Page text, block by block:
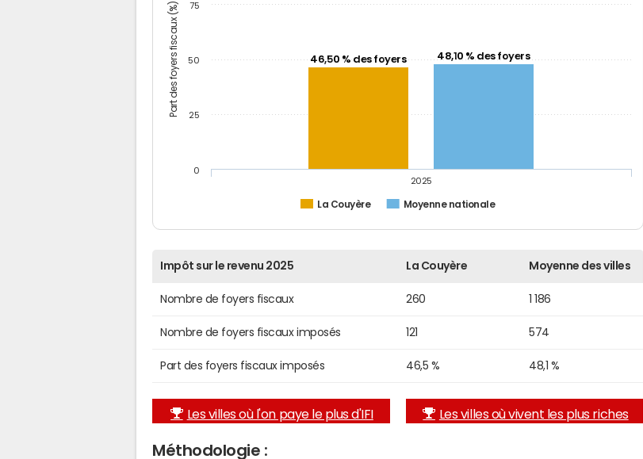
Part des foyers fiscaux (%) 46,50 % des foyers 48,10 % des foyers
La Couyère Moyenne nationale
2025
0
25
50
75
Impôt sur le revenu 2025 La Couyère Moyenne des villes
Nombre de foyers fiscaux 260 1 186
Nombre de foyers fiscaux imposés 121 574
Part des foyers fiscaux imposés 46,5 % 48,1 %
Les villes où l'on paye le plus d'IFI Les villes où vivent les plus riches
Méthodologie :